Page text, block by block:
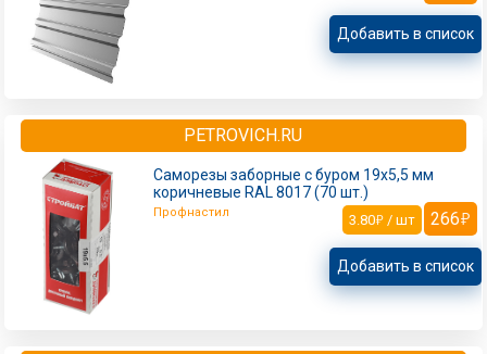
Добавить в список
PETROVICH.RU
Саморезы заборные с буром 19х5,5 мм
коричневые RAL 8017 (70 шт.)
Профнастил 3.80 / шт 266
Добавить в список